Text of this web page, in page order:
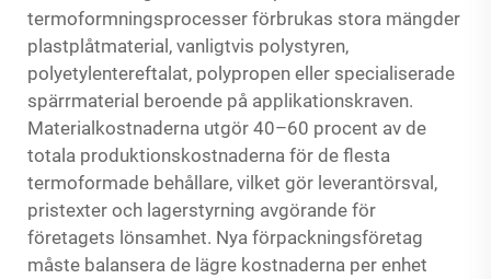
termoformningsprocesser förbrukas stora mängder
plastplåtmaterial, vanligtvis polystyren,
polyetylentereftalat, polypropen eller specialiserade
spärrmaterial beroende på applikationskraven.
Materialkostnaderna utgör 40–60 procent av de
totala produktionskostnaderna för de flesta
termoformade behållare, vilket gör leverantörsval,
pristexter och lagerstyrning avgörande för
företagets lönsamhet. Nya förpackningsföretag
måste balansera de lägre kostnaderna per enhet